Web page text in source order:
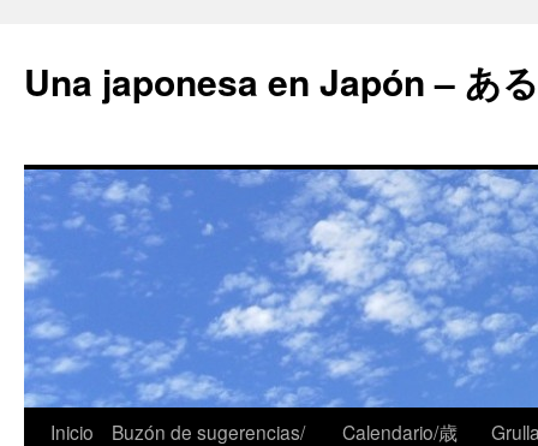
Una japonesa en Japón – あ
Inicio
Buzón de sugerencias/
Calendario/歳